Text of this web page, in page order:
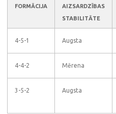
FORMĀCIJA
AIZSARDZĪBAS
STABILITĀTE
4-5-1 Augsta
4-4-2 Mērena
3-5-2 Augsta